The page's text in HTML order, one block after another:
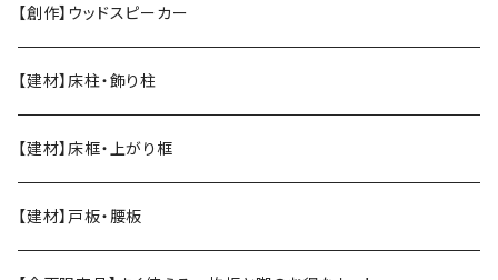
【創作】ウッドスピーカー
【建材】床柱・飾り柱
【建材】床框・上がり框
【建材】戸板・腰板